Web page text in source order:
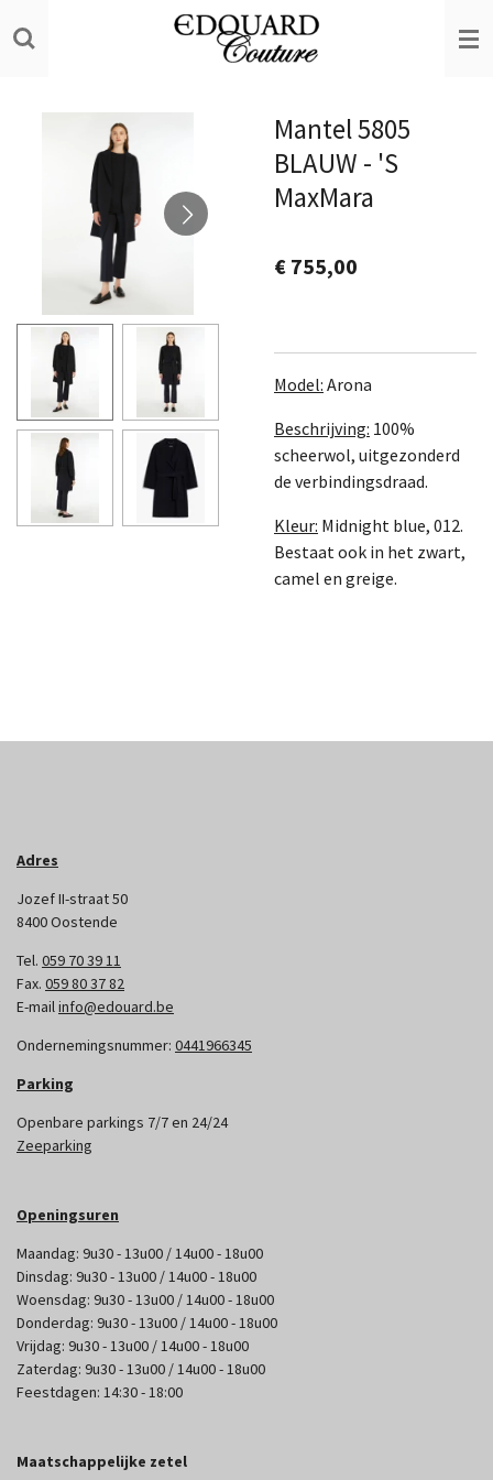
direct
hoofdinhoud
Mantel 5805
BLAUW - 'S
MaxMara
€ 755,00
Model: Arona
Beschrijving: 100%
scheerwol, uitgezonderd
de verbindingsdraad.
Kleur: Midnight blue, 012.
Bestaat ook in het zwart,
camel en greige.
Adres
Jozef II-straat 50
8400 Oostende
Tel. 059 70 39 11
Fax. 059 80 37 82
E-mailinfo@edouard.be
Ondernemingsnummer: 0441966345
Parking
Openbare parkings 7/7 en 24/24
Zeeparking
Openingsuren
Maandag: 9u30 - 13u00 / 14u00 - 18u00
Dinsdag: 9u30 - 13u00 / 14u00 - 18u00
Woensdag: 9u30 - 13u00 / 14u00 - 18u00
Donderdag: 9u30 - 13u00 / 14u00 - 18u00
Vrijdag: 9u30 - 13u00 / 14u00 - 18u00
Zaterdag: 9u30 - 13u00 / 14u00 - 18u00
Feestdagen: 14:30 - 18:00
Maatschappelijke zetel